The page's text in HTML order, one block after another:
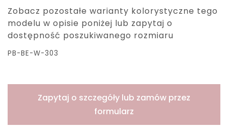
Zobacz pozostałe warianty kolorystyczne tego
modelu w opisie poniżej lub zapytaj o
dostępność poszukiwanego rozmiaru
PB-BE-W-303
Zapytaj o szczegóły lub zamów przez
formularz